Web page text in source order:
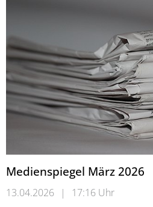
Medienspiegel März 2026
13.04.2026 |
17:16 Uhr